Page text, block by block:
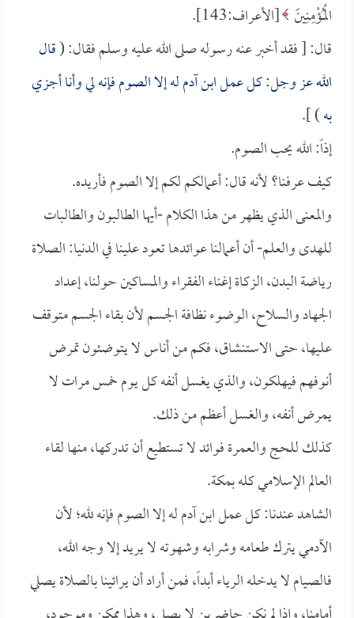
الْمُؤْمِنِينَ [الأعراف:143].
قال: [ فقد أخبر عنه رسوله صلى الله عليه وسلم فقال: (قال
الله عز وجل: كل عمل ابن آدم له إلا الصوم فإنه لي وأنا أجزي
به) ].
إذاً: الله يحب الصوم.
كيف عرفنا؟ لأنه قال: أعمالكم لكم إلا الصوم فأريده.
والمعنى الذي يظهر من هذا الكلام -أيها الطالبون والطالبات
للهدى والعلم- أن أعمالنا عوائدها تعود علينا في الدنيا: الصلاة
رياضة البدن، الزكاة إغناء الفقراء والمساكين حولنا، إعداد
الجهاد والسلاح، الوضوء نظافة الجسم لأن بقاء الجسم متوقف
عليها، حتى الاستنشاق، فكم من أناس لا يتوضئون تمرض
أنوفهم فيهلكون، والذي يغسل أنفه كل يوم خمس مرات لا
يمرض أنفه، والغسل أعظم من ذلك.
كذلك للحج والعمرة فوائد لا تستطيع أن تدركها، منها لقاء
العالم الإسلامي كله بمكة.
الشاهد عندنا: كل عمل ابن آدم له إلا الصوم فإنه لله؛ لأن
الآدمي يترك طعامه وشرابه وشهوته لا يريد إلا وجه الله،
فالصيام لا يدخله الرياء أبداً، فمن أراد أن يرائينا بالصلاة يصلي